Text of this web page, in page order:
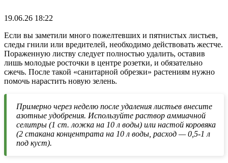
19.06.26 18:22
Если вы заметили много пожелтевших и пятнистых листьев,
следы гнили или вредителей, необходимо действовать жестче.
Пораженную листву следует полностью удалить, оставив
лишь молодые росточки в центре розетки, и обязательно
сжечь. После такой «санитарной обрезки» растениям нужно
помочь нарастить новую зелень.
Примерно через неделю после удаления листьев внесите
азотные удобрения. Используйте раствор аммиачной
селитры (1 ст. ложка на 10 л воды) или настой коровяка
(2 стакана концентрата на 10 л воды, расход — 0,5-1 л
под куст).